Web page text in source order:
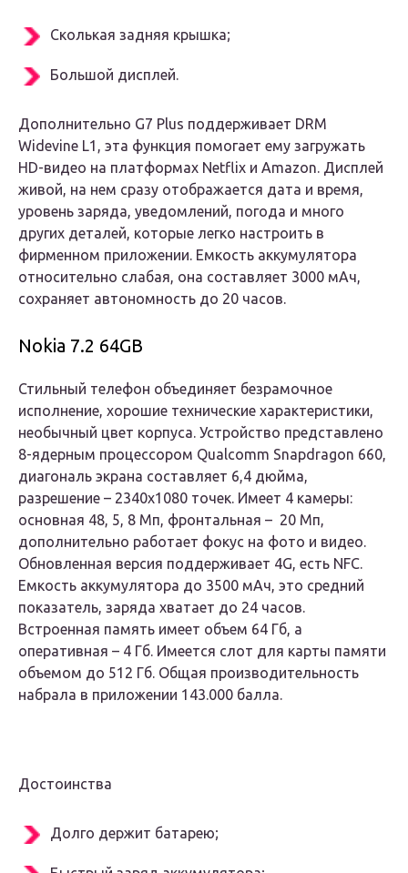
Сколькая задняя крышка;
Большой дисплей.
Дополнительно G7 Plus поддерживает DRM
Widevine L1, эта функция помогает ему загружать
HD-видео на платформах Netflix и Amazon. Дисплей
живой, на нем сразу отображается дата и время,
уровень заряда, уведомлений, погода и много
других деталей, которые легко настроить в
фирменном приложении. Емкость аккумулятора
относительно слабая, она составляет 3000 мАч,
сохраняет автономность до 20 часов.
Nokia 7.2 64GB
Стильный телефон объединяет безрамочное
исполнение, хорошие технические характеристики,
необычный цвет корпуса. Устройство представлено
8-ядерным процессором Qualcomm Snapdragon 660,
диагональ экрана составляет 6,4 дюйма,
разрешение – 2340х1080 точек. Имеет 4 камеры:
основная 48, 5, 8 Мп, фронтальная – 20 Мп,
дополнительно работает фокус на фото и видео.
Обновленная версия поддерживает 4G, есть NFC.
Емкость аккумулятора до 3500 мАч, это средний
показатель, заряда хватает до 24 часов.
Встроенная память имеет объем 64 Гб, а
оперативная – 4 Гб. Имеется слот для карты памяти
объемом до 512 Гб. Общая производительность
набрала в приложении 143.000 балла.
Достоинства
Долго держит батарею;